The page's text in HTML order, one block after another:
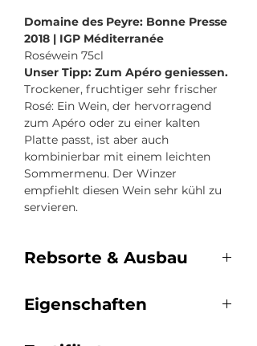
Domaine des Peyre: Bonne Presse
2018 | IGP Méditerranée
Roséwein 75cl
Unser Tipp: Zum Apéro geniessen.
Trockener, fruchtiger sehr frischer
Rosé: Ein Wein, der hervorragend
zum Apéro oder zu einer kalten
Platte passt, ist aber auch
kombinierbar mit einem leichten
Sommermenu. Der Winzer
empfiehlt diesen Wein sehr kühl zu
servieren.
Rebsorte & Ausbau
50% grenache, 25 % merlot, 25 %
Ausbau:
Eigenschaften